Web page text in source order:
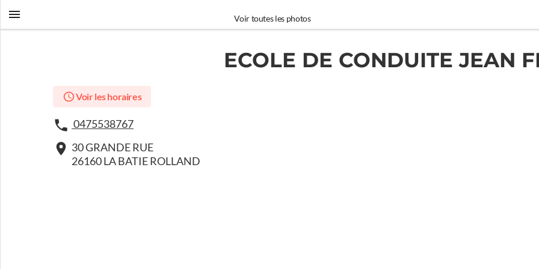
Voir toutes les photos
ECOLE DE CONDUITE JEAN
Voir les horaires
0475538767
30 GRANDE RUE
26160 LA BATIE ROLLAND